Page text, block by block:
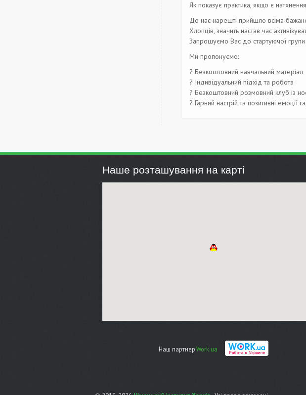
Як показує практика, якщо є
До нас нарешті прийшло всіма
Хлопців, значить настав час
Запрошуємо Вас до стартуючої групи
Ми пропонуємо:
? Безкоштовний навчальний матеріал
? Індивідуальний підхід та робота
? Безкоштовний розмовний клуб із
? Гарний настрій та позитивні емоції
Наше розташування на карті
Наш партнер:Work.ua